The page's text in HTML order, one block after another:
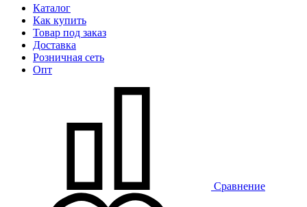
Каталог
Как купить
Товар под заказ
Доставка
Розничная сеть
Опт
Сравнение